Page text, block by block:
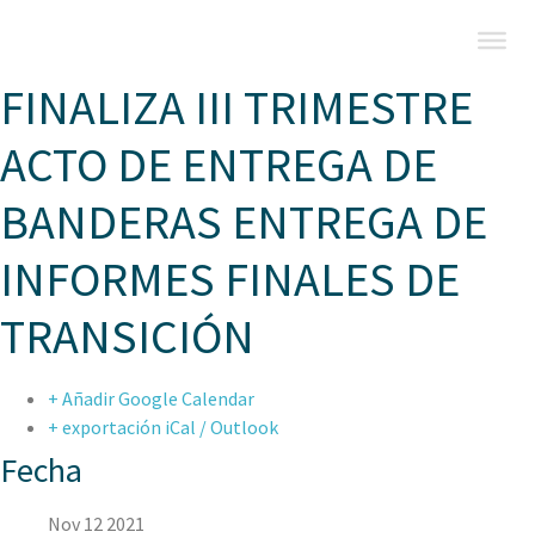
FINALIZA III TRIMESTRE
ACTO DE ENTREGA DE
BANDERAS ENTREGA DE
INFORMES FINALES DE
TRANSICIÓN
+ Añadir Google Calendar
+ exportación iCal / Outlook
Fecha
Nov 12 2021